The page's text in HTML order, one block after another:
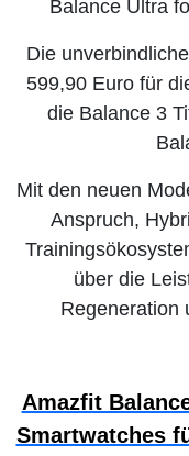
Balance Ultra
Die
599,90 Euro für
die Balance 3
Mit den neuen
Anspruch,
über die
Regeneration
Amazfit
Smartwatches